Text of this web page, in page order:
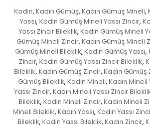
Kadın, Kadın Gümüş, Kadın Gümüş Mineli,
Yassı, Kadın Gümüş Mineli Yassı Zincir,
Yassı Zincir Bileklik, Kadın Gümüş Mineli
Gümüş Mineli Zincir, Kadın Gümüş Mineli
Gümüş Mineli Bileklik, Kadın Gümüş Yassı,
Zincir, Kadın Gümüş Yassı Zincir Bileklik,
Bileklik, Kadın Gümüş Zincir, Kadın Gümüş
Gümüş Bileklik, Kadın Mineli, Kadın Mineli
Yassı Zincir, Kadın Mineli Yassı Zincir
Bileklik, Kadın Mineli Zincir, Kadın Mineli
Mineli Bileklik, Kadın Yassı, Kadın Yassı
Bileklik, Kadın Yassı Bileklik, Kadın Zincir,